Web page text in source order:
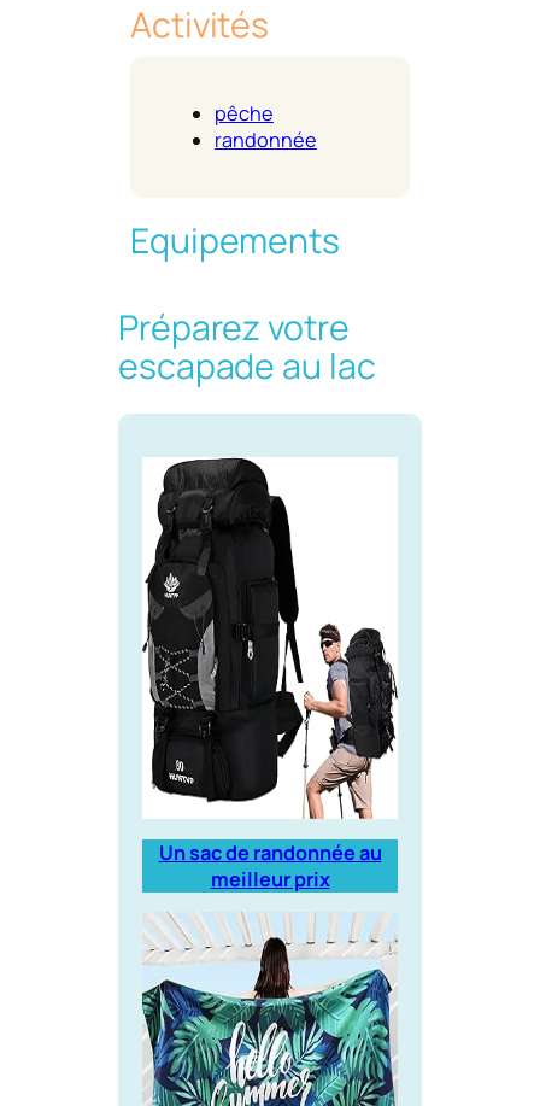
Activités
pêche
randonnée
Equipements
Préparez votre
escapade au lac
Un sac de randonnée au
meilleur prix